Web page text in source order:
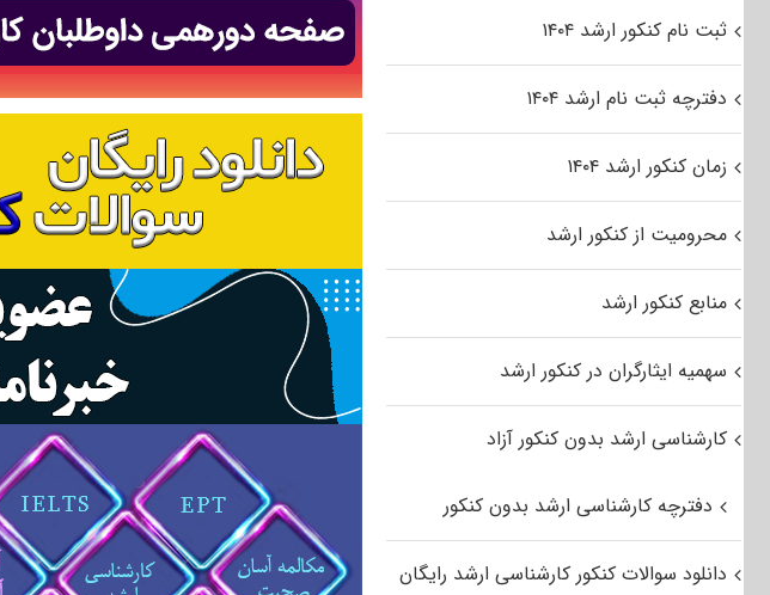
ثبت نام کنکور ارشد ۱۴۰۴
دفترچه ثبت نام ارشد ۱۴۰۴
زمان کنکور ارشد ۱۴۰۴
محرومیت از کنکور ارشد
منابع کنکور ارشد
سهمیه ایثارگران در کنکور ارشد
کارشناسی ارشد بدون کنکور آزاد
دفترچه کارشناسی ارشد بدون کنکور
دانلود سوالات کنکور کارشناسی ارشد رایگان